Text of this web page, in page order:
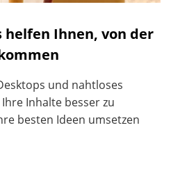
helfen Ihnen, von der
und nahtloses
Inhalte besser zu
besten Ideen umsetzen